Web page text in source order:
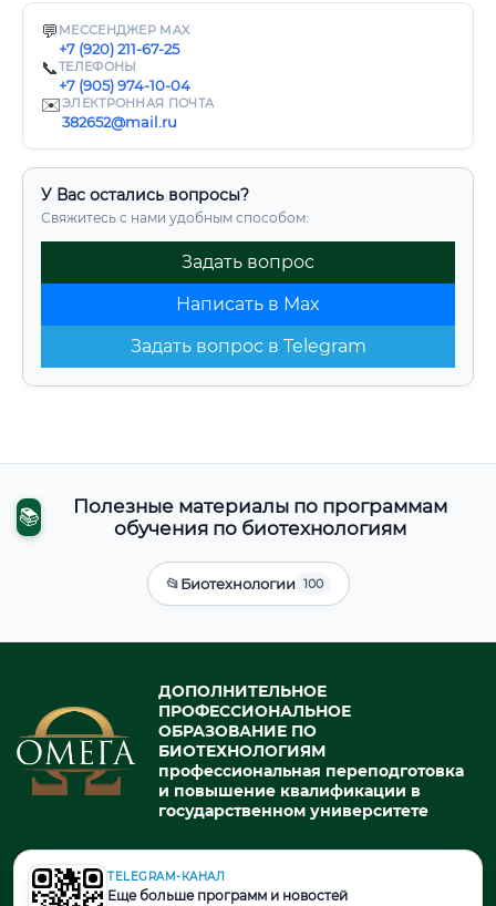
💬 МЕССЕНДЖЕР MAX
+7 (920) 211-67-25
📞ТЕЛЕФОНЫ
+7 (905) 974-10-04
✉️ЭЛЕКТРОННАЯ ПОЧТА
382652@mail.ru
У Вас остались вопросы?
Свяжитесь с нами удобным способом:
Задать вопрос
Написать в Max
Задать вопрос в Telegram
📚
Полезные материалы по программам
обучения по биотехнологиям
📂Биотехнологии 100
ДОПОЛНИТЕЛЬНОЕ
ПРОФЕССИОНАЛЬНОЕ
ОБРАЗОВАНИЕ ПО
БИОТЕХНОЛОГИЯМ
профессиональная переподготовка
и повышение квалификации в
государственном университете
© 2026. При использовании материалов портала активная ссылка
TELEGRAM-КАНАЛ
Еще больше программ и новостей